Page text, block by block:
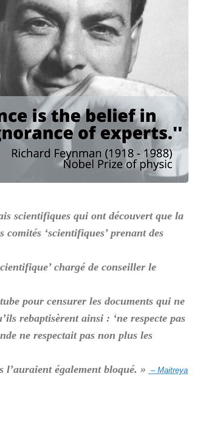
scientifiques qui ont découvert que la
‘scientifiques’ prenant des
chargé de conseiller le
pour censurer les documents qui ne
rebaptisèrent ainsi : ‘ne respecte pas
ne respectait pas non plus les
l’auraient également bloqué. » – Maitreya